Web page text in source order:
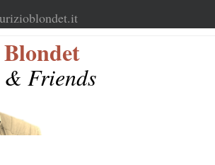
Blondet
& Friends